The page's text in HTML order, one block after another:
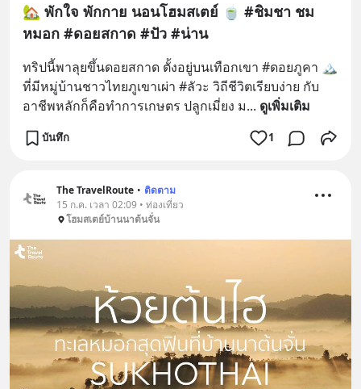
🏡 พักใจ พักกาย นอนโฮมสเตย์ 🍵 #ชิมชา ชม
หมอก #ดอยสกาด #ปัว #น่าน
ทริปนี้พาลุยขึ้นดอยสกาด ตั้งอยู่บนเทือกเขา #ดอยภูคา 🏔️
ที่มีหมู่บ้านชาวไทยภูเขาเผ่า #ลัวะ วิถีชีวิตเรียบง่าย กับ
อาชีพหลักก็คือทำการเกษตร ปลูกเมี่ยง ม... ดูเพิ่มเติม
บันทึก 1
The TravelRoute • ติดตาม
15 ก.ค. เวลา 02:09 • ท่องเที่ยว
โฮมสเตย์บ้านนาต้นจั่น